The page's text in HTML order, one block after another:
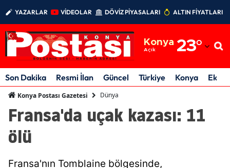
YAZARLAR VİDEOLAR DÖVİZ PİYASALARI ALTIN FİYATLARI
Konya
Açık 23°
Adıyaman
Afyonkarahisar
Amasya
Son Dakika Resmi İlan Güncel Türkiye Konya
Konya Postası Gazetesi Dünya
Fransa'da uçak kazası: 11
ölü
Fransa'nın Tomblaine bölgesinde,